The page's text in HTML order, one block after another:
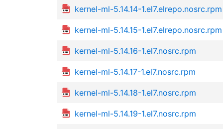
kernel-ml-5.14.14-1.el7.elrepo.nosrc.rpm
kernel-ml-5.14.15-1.el7.elrepo.nosrc.rpm
kernel-ml-5.14.16-1.el7.nosrc.rpm
kernel-ml-5.14.17-1.el7.nosrc.rpm
kernel-ml-5.14.18-1.el7.nosrc.rpm
kernel-ml-5.14.19-1.el7.nosrc.rpm